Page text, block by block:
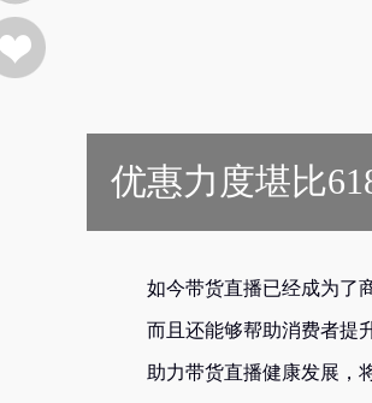
优惠力度堪比
如今带货直播已经成为了
而且还能够帮助消费者提
助力带货直播健康发展，